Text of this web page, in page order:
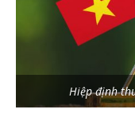
Hiệp định